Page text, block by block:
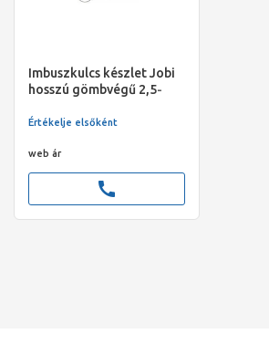
Imbuszkulcs készlet Jobi
hosszú gömbvégű 2,5-
Értékelje elsőként
web ár
call